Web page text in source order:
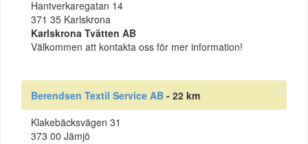
Hantverkaregatan 14
371 35 Karlskrona
Karlskrona Tvätten AB
Välkommen att kontakta oss för mer information!
Berendsen Textil Service AB - 22 km
Klakebäcksvägen 31
373 00 Jämjö